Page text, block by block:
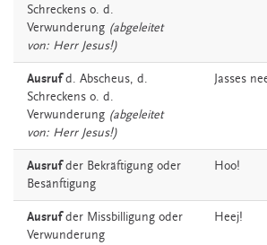
Schreckens o. d.
Verwunderung (abgeleitet
von: Herr Jesus!)
Ausruf d. Abscheus, d.
Schreckens o. d.
Verwunderung (abgeleitet
von: Herr Jesus!)
Jasses
Ausruf der Bekräftigung oder
Besänftigung
Hoo!
Ausruf der Missbilligung oder
Verwunderung
Heej!